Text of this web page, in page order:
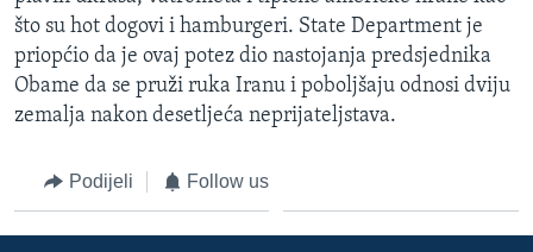
Learning English
PRATITE NAS
što su hot dogovi i hamburgeri. State Department je
priopćio da je ovaj potez dio nastojanja predsjednika
Obame da se pruži ruka Iranu i poboljšaju odnosi dviju
zemalja nakon desetljeća neprijateljstava.
Podijeli Follow us